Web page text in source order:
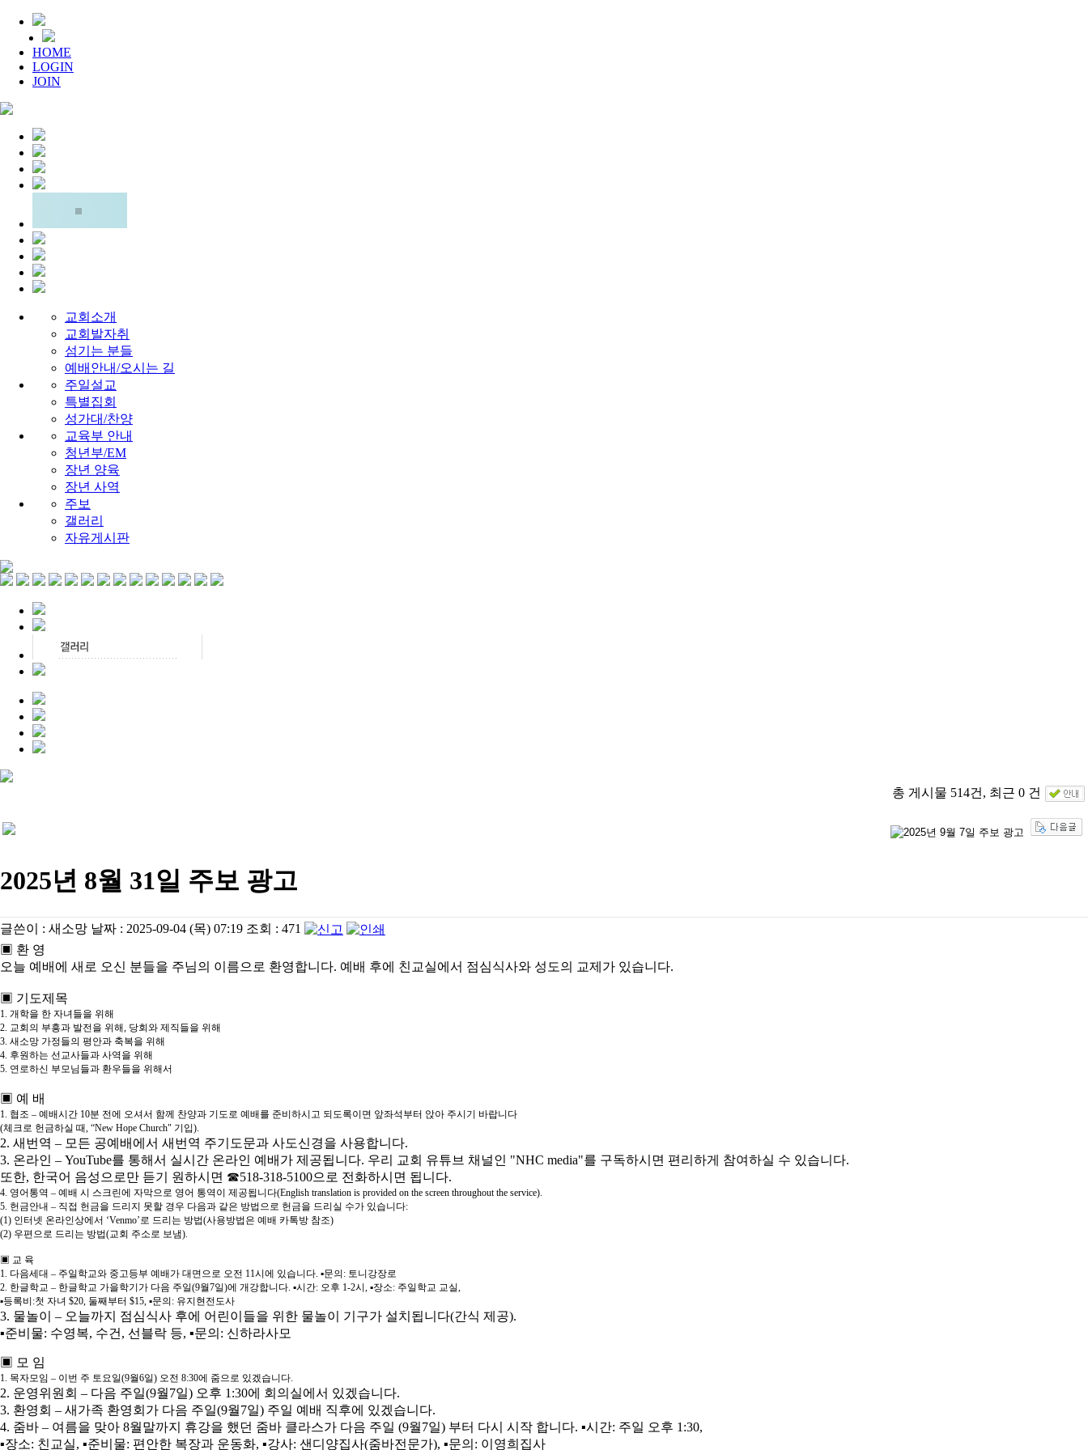
HOME
LOGIN
JOIN
교회소개
교회발자취
섬기는 분들
예배안내/오시는 길
주일설교
특별집회
성가대/찬양
교육부 안내
청년부/EM
장년 양육
장년 사역
주보
갤러리
자유게시판
총 게시물 514건, 최근 0 건
2025년 8월 31일 주보 광고
글쓴이 : 새소망 날짜 : 2025-09-04 (목) 07:19 조회 : 471
▣ 환 영
오늘 예배에 새로 오신 분들을 주님의 이름으로 환영합니다. 예배 후에 친교실에서 점심식사와 성도의 교제가 있습니다.
▣ 기도제목
1. 개학을 한 자녀들을 위해
2. 교회의 부흥과 발전을 위해, 당회와 제직들을 위해
3. 새소망 가정들의 평안과 축복을 위해
4. 후원하는 선교사들과 사역을 위해
5. 연로하신 부모님들과 환우들을 위해서
▣ 예 배
1. 협조 – 예배시간 10분 전에 오셔서 함께 찬양과 기도로 예배를 준비하시고 되도록이면 앞좌석부터 앉아 주시기 바랍니다
(체크로 헌금하실 때, “New Hope Church" 기입).
2. 새번역 – 모든 공예배에서 새번역 주기도문과 사도신경을 사용합니다.
3. 온라인 – YouTube를 통해서 실시간 온라인 예배가 제공됩니다. 우리 교회 유튜브 채널인 "NHC media"를 구독하시면 편리하게 참여하실 수 있습니다.
또한, 한국어 음성으로만 듣기 원하시면 ☎518-318-5100으로 전화하시면 됩니다.
4. 영어통역 – 예배 시 스크린에 자막으로 영어 통역이 제공됩니다(English translation is provided on the screen throughout the service).
5. 헌금안내 – 직접 헌금을 드리지 못할 경우 다음과 같은 방법으로 헌금을 드리실 수가 있습니다:
(1) 인터넷 온라인상에서 ‘Venmo’로 드리는 방법(사용방법은 예배 카톡방 참조)
(2) 우편으로 드리는 방법(교회 주소로 보냄).
▣ 교 육
1. 다음세대 – 주일학교와 중고등부 예배가 대면으로 오전 11시에 있습니다. ▪문의: 토니강장로
2. 한글학교 – 한글학교 가을학기가 다음 주일(9월7일)에 개강합니다. ▪시간: 오후 1-2시, ▪장소: 주일학교 교실,
▪등록비:첫 자녀 $20, 둘째부터 $15, ▪문의: 유지현전도사
3. 물놀이 – 오늘까지 점심식사 후에 어린이들을 위한 물놀이 기구가 설치됩니다(간식 제공).
▪준비물: 수영복, 수건, 선블락 등, ▪문의: 신하라사모
▣ 모 임
1. 목자모임 – 이번 주 토요일(9월6일) 오전 8:30에 줌으로 있겠습니다.
2. 운영위원회 – 다음 주일(9월7일) 오후 1:30에 회의실에서 있겠습니다.
3. 환영회 – 새가족 환영회가 다음 주일(9월7일) 주일 예배 직후에 있겠습니다.
4. 줌바 – 여름을 맞아 8월말까지 휴강을 했던 줌바 클라스가 다음 주일 (9월7일) 부터 다시 시작 합니다. ▪시간: 주일 오후 1:30,
▪장소: 친교실, ▪준비물: 편안한 복장과 운동화, ▪강사: 샌디양집사(줌바전문가), ▪문의: 이영희집사